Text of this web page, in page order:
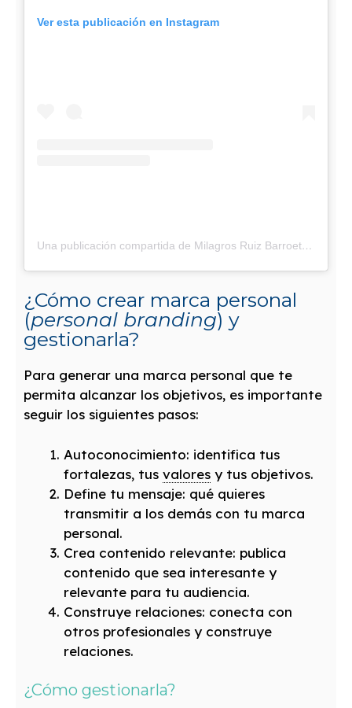
Ver esta publicación en Instagram
Una publicación compartida de Milagros Ruiz Barroeta???? (@milagrosruizbarroeta)
¿Cómo crear marca personal
(personal branding) y
gestionarla?
Para generar una marca personal que te
permita alcanzar los objetivos, es importante
seguir los siguientes pasos:
Autoconocimiento: identifica tus
fortalezas, tus valores y tus objetivos.
Define tu mensaje: qué quieres
transmitir a los demás con tu marca
personal.
Crea contenido relevante: publica
contenido que sea interesante y
relevante para tu audiencia.
Construye relaciones: conecta con
otros profesionales y construye
relaciones.
¿Cómo gestionarla?